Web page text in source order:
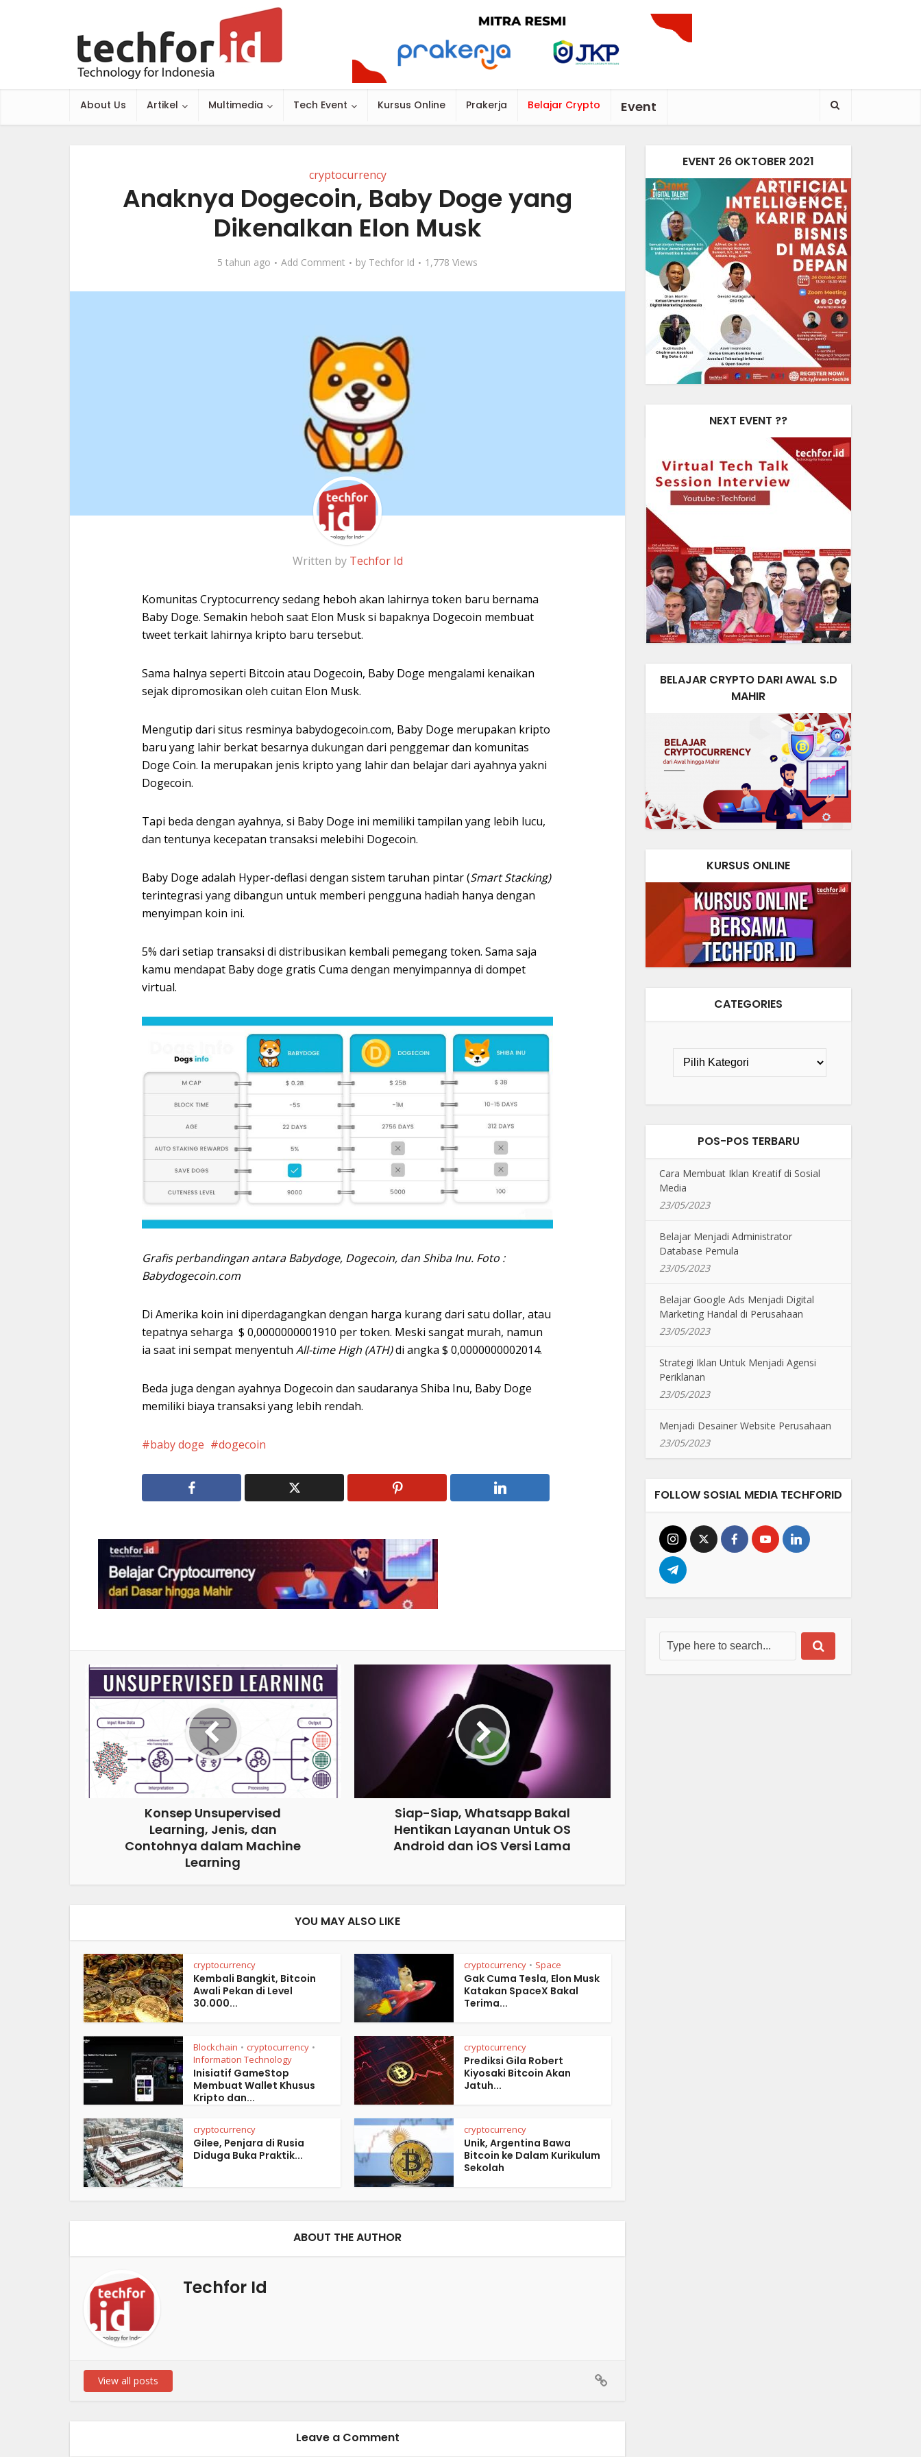
About Us Artikel Multimedia Tech Event Kursus Online Prakerja Belajar Crypto Event
cryptocurrency
Anaknya Dogecoin, Baby Doge yang
Dikenalkan Elon Musk
5 tahun ago Add Comment by Techfor Id 1,778 Views
Written by Techfor Id
Komunitas Cryptocurrency sedang heboh akan lahirnya token baru bernama
Baby Doge. Semakin heboh saat Elon Musk si bapaknya Dogecoin membuat
tweet terkait lahirnya kripto baru tersebut.
Sama halnya seperti Bitcoin atau Dogecoin, Baby Doge mengalami kenaikan
sejak dipromosikan oleh cuitan Elon Musk.
Mengutip dari situs resminya babydogecoin.com, Baby Doge merupakan kripto
baru yang lahir berkat besarnya dukungan dari penggemar dan komunitas
Doge Coin. Ia merupakan jenis kripto yang lahir dan belajar dari ayahnya yakni
Dogecoin.
Tapi beda dengan ayahnya, si Baby Doge ini memiliki tampilan yang lebih lucu,
dan tentunya kecepatan transaksi melebihi Dogecoin.
Baby Doge adalah Hyper-deflasi dengan sistem taruhan pintar (Smart Stacking)
terintegrasi yang dibangun untuk memberi pengguna hadiah hanya dengan
menyimpan koin ini.
5% dari setiap transaksi di distribusikan kembali pemegang token. Sama saja
kamu mendapat Baby doge gratis Cuma dengan menyimpannya di dompet
virtual.
Grafis perbandingan antara Babydoge, Dogecoin, dan Shiba Inu. Foto :
Babydogecoin.com
Di Amerika koin ini diperdagangkan dengan harga kurang dari satu dollar, atau
tepatnya seharga $ 0,0000000001910 per token. Meski sangat murah, namun
ia saat ini sempat menyentuh All-time High (ATH)di angka $ 0,0000000002014.
Beda juga dengan ayahnya Dogecoin dan saudaranya Shiba Inu, Baby Doge
memiliki biaya transaksi yang lebih rendah.
baby doge dogecoin
Konsep Unsupervised
Learning, Jenis, dan
Contohnya dalam Machine
Learning
Siap-Siap, Whatsapp Bakal
Hentikan Layanan Untuk OS
Android dan iOS Versi Lama
YOU MAY ALSO LIKE
cryptocurrency
Kembali Bangkit, Bitcoin
Awali Pekan di Level
30.000...
cryptocurrency • Space
Gak Cuma Tesla, Elon Musk
Katakan SpaceX Bakal
Terima...
Blockchain • cryptocurrency •
Information Technology
Inisiatif GameStop
Membuat Wallet Khusus
Kripto dan...
cryptocurrency
Prediksi Gila Robert
Kiyosaki Bitcoin Akan
Jatuh...
cryptocurrency
Gilee, Penjara di Rusia
Diduga Buka Praktik...
cryptocurrency
Unik, Argentina Bawa
Bitcoin ke Dalam Kurikulum
Sekolah
ABOUT THE AUTHOR
Techfor Id
View all posts
Leave a Comment
EVENT 26 OKTOBER 2021
NEXT EVENT ??
BELAJAR CRYPTO DARI AWAL S.D
MAHIR
KURSUS ONLINE
CATEGORIES
POS-POS TERBARU
Cara Membuat Iklan Kreatif di Sosial
Media
23/05/2023
Belajar Menjadi Administrator
Database Pemula
23/05/2023
Belajar Google Ads Menjadi Digital
Marketing Handal di Perusahaan
23/05/2023
Strategi Iklan Untuk Menjadi Agensi
Periklanan
23/05/2023
Menjadi Desainer Website Perusahaan
23/05/2023
FOLLOW SOSIAL MEDIA TECHFORID